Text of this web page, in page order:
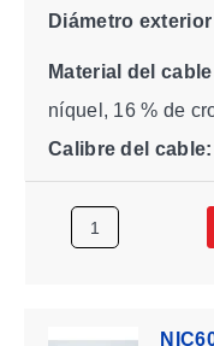
Diámetro
Material del
níquel, 16 % de
Calibre del cable: